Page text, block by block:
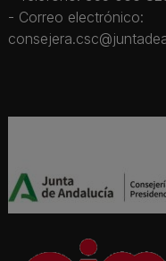
- Correo electrónico: